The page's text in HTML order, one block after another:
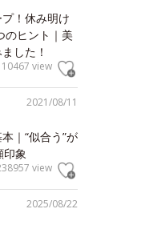
！休み明け
のヒント｜美
した！
10467 view
2021/08/11
｜“似合う”が
印象
view
2025/08/22